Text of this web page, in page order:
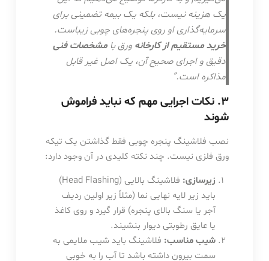
یک هزینه نیست، بلکه یک بیمه تضمینی برای
سرمایه‌گذاری او روی پنجره‌های چوبی زیباست.
خرید مستقیم از کارخانه ورق با مشخصات فنی
دقیق و اجرای صحیح آن، یک اصل غیر قابل
مذاکره است.”
۳. نکات اجرایی مهم که نباید فراموش
شوند
نصب فلاشینگ پنجره چوبی فقط گذاشتن یک تیکه
ورق فلزی نیست. چند نکته کلیدی در آن وجود دارد:
زیرسازی:
فلاشینگ بالایی (Head Flashing)
باید زیر لایه نهایی نما (مثلاً زیر اولین ردیف
آجر یا سنگ بالای پنجره) قرار گیرد و روی کاغذ
یا عایق رطوبتی دیوار بنشیند.
شیب مناسب: فلاشینگ باید شیب ملایمی به
سمت بیرون داشته باشد تا آب را به خوبی